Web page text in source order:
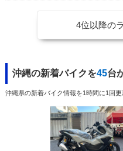
4位以降の
沖縄の新着バイクを45台
沖縄県の新着バイク情報を1時間に1回